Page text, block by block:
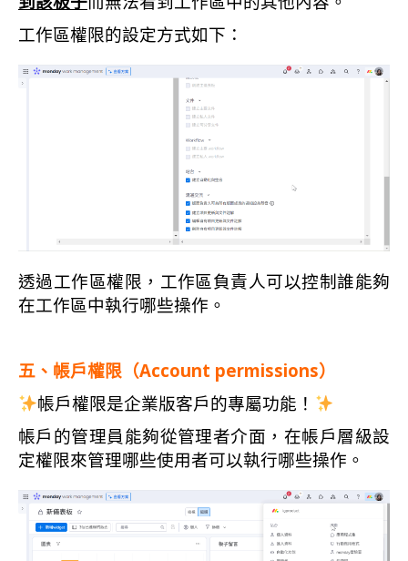
工作區權限的設定方式如下：
透過工作區權限，工作區負責人可以控制誰能夠
在工作區中執行哪些操作。
五、帳戶權限（Account permissions）
帳戶權限是企業版客戶的專屬功能！
帳戶的管理員能夠從管理者介面，在帳戶層級設
定權限來管理哪些使用者可以執行哪些操作。